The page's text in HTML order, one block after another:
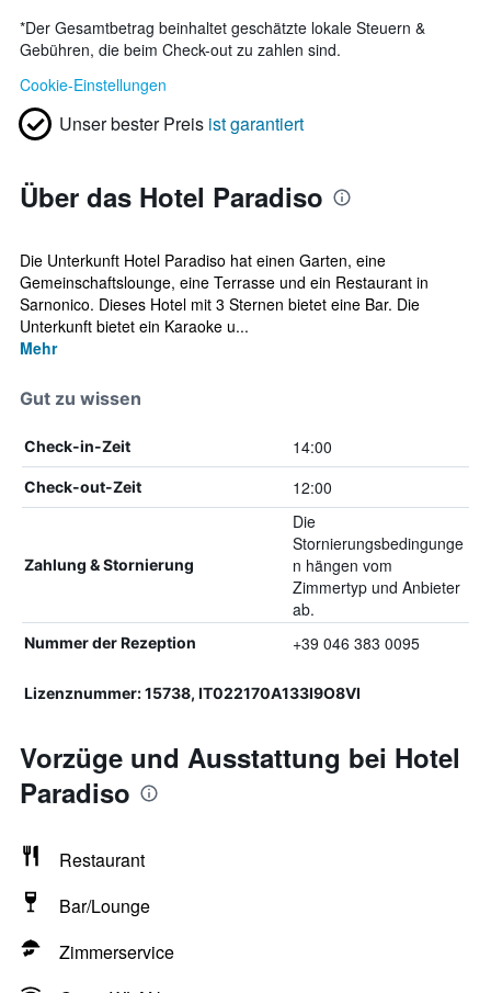
*Der Gesamtbetrag beinhaltet geschätzte lokale Steuern &
Gebühren, die beim Check-out zu zahlen sind.
Cookie-Einstellungen
Unser bester Preis ist garantiert
Über das Hotel Paradiso
Die Unterkunft Hotel Paradiso hat einen Garten, eine
Gemeinschaftslounge, eine Terrasse und ein Restaurant in
Sarnonico. Dieses Hotel mit 3 Sternen bietet eine Bar. Die
Unterkunft bietet ein Karaoke u...
Mehr
Gut zu wissen
Check-in-Zeit 14:00
Check-out-Zeit 12:00
Zahlung & Stornierung
Die
Stornierungsbedingunge
n hängen vom
Zimmertyp und Anbieter
ab.
Nummer der Rezeption +39 046 383 0095
Lizenznummer: 15738, IT022170A133I9O8VI
Vorzüge und Ausstattung bei Hotel
Paradiso
Restaurant
Bar/Lounge
Zimmerservice